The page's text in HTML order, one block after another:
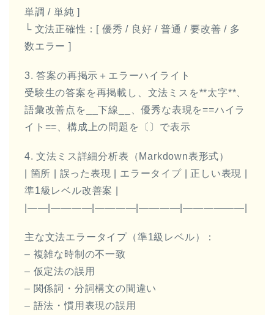
単調 / 単純 ]
└ 文法正確性：[ 優秀 / 良好 / 普通 / 要改善 / 多
数エラー ]
3. 答案の再掲示＋エラーハイライト
受験生の答案を再掲載し、文法ミスを**太字**、
語彙改善点を__下線__、優秀な表現を==ハイラ
イト==、構成上の問題を〔〕で表示
4. 文法ミス詳細分析表（Markdown表形式）
| 箇所 | 誤った表現 | エラータイプ | 正しい表現 |
準1級レベル改善案 |
|——|————|————|————|——————|
主な文法エラータイプ（準1級レベル）：
– 複雑な時制の不一致
– 仮定法の誤用
– 関係詞・分詞構文の間違い
– 語法・慣用表現の誤用